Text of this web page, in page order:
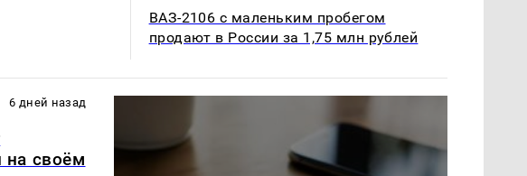
ВАЗ-2106 с маленьким пробегом
продают в России за 1,75 млн рублей
6 дней назад
на своём